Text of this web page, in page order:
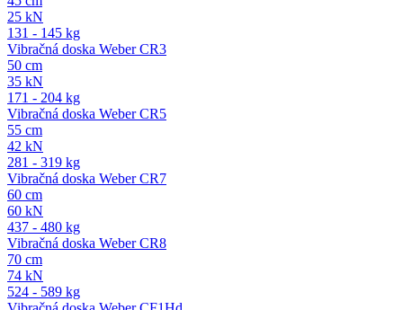
25 kN
131 - 145 kg
Vibračná doska Weber CR3
50 cm
35 kN
171 - 204 kg
Vibračná doska Weber CR5
55 cm
42 kN
281 - 319 kg
Vibračná doska Weber CR7
60 cm
60 kN
437 - 480 kg
Vibračná doska Weber CR8
70 cm
74 kN
524 - 589 kg